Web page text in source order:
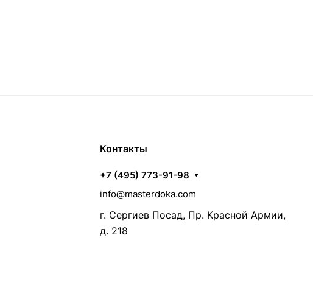
Контакты
+7 (495) 773-91-98
info@masterdoka.com
г. Сергиев Посад, Пр. Красной Армии,
д. 218